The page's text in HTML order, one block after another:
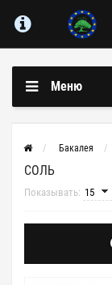
Меню
Бакалея
СОЛЬ
Показывать: